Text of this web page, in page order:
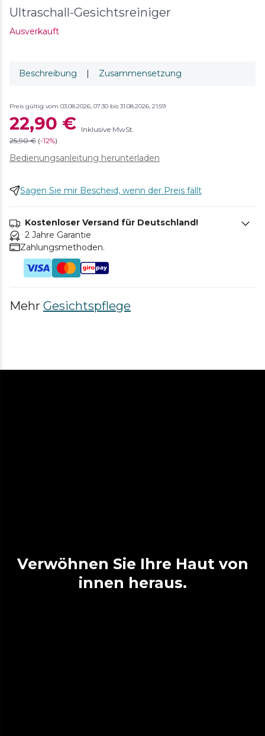
Ultraschall-Gesichtsreiniger
Ausverkauft
Beschreibung | Zusammensetzung
Preis gültig vom 03.08.2026, 07:30 bis 31.08.2026, 21:59
22,90 € Inklusive MwSt.
25,90 € (-12%)
Bedienungsanleitung herunterladen
Sagen Sie mir Bescheid, wenn der Preis fällt
Kostenloser Versand für Deutschland!
2 Jahre Garantie
Zahlungsmethoden.
Mehr Gesichtspflege
Verwöhnen Sie Ihre Haut von
innen heraus.